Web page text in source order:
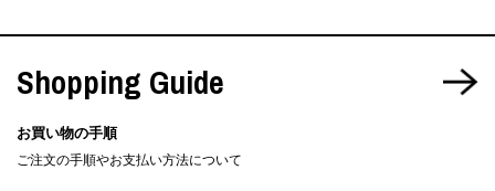
Shopping Guide
お買い物の手順
ご注文の手順やお支払い方法について